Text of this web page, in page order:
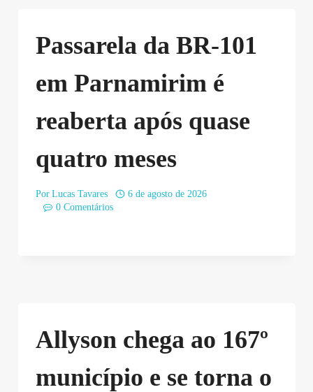
Passarela da BR-101
em Parnamirim é
reaberta após quase
quatro meses
Por Lucas Tavares
6 de agosto de 2026
0 Comentários
Allyson chega ao 167º
município e se torna o